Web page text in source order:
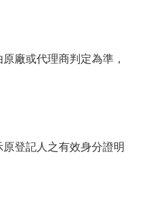
廠或代理商判定為準，
登記人之有效身分證明